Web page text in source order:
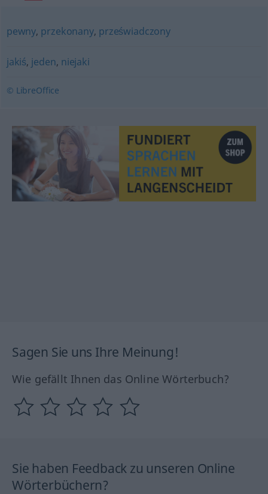
pewny, przekonany, przeświadczony
jakiś, jeden, niejaki
© LibreOffice
Sagen Sie uns Ihre Meinung!
Wie gefällt Ihnen das Online Wörterbuch?
Sie haben Feedback zu unseren Online
Wörterbüchern?